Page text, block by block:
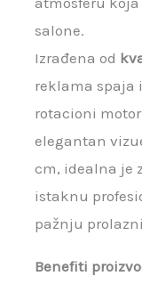
salone.
Izrađena od
reklama spaja
rotacioni
elegantan
cm, idealna je
istaknu
pažnju
Benefiti